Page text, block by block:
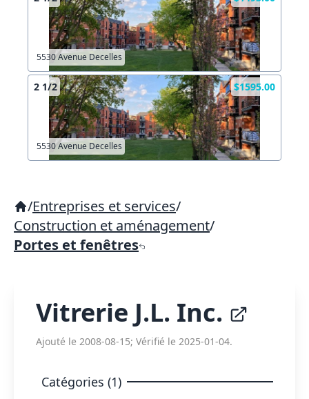
5530 Avenue Decelles
2 1/2 $1595.00
5530 Avenue Decelles
/Entreprises et services/
Construction et aménagement/
Portes et fenêtres
Vitrerie J.L. Inc.
Ajouté le 2008-08-15; Vérifié le 2025-01-04.
Catégories (1)